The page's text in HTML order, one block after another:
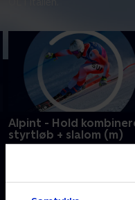
Alpint - Hold
styrtløb + slalom (m)
9. februar 2026 • 6 min